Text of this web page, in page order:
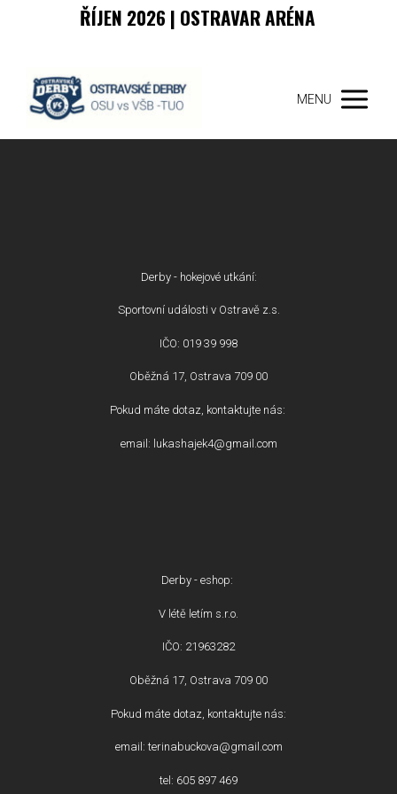
ŘÍJEN 2026 | OSTRAVAR ARÉNA
MENU
Derby - hokejové utkání:
Sportovní události v Ostravě z.s.
IČO: 019 39 998
Oběžná 17, Ostrava 709 00
Pokud máte dotaz, kontaktujte nás:
email: lukashajek4@gmail.com
Derby - eshop:
V létě letím s.r.o.
IČO: 21963282
Oběžná 17, Ostrava 709 00
Pokud máte dotaz, kontaktujte nás:
email: terinabuckova@gmail.com
tel: 605 897 469